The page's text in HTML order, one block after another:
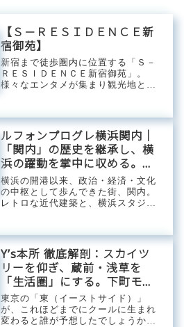
【Ｓ－ＲＥＳＩＤＥＮＣＥ新
宿御苑】
新宿まで徒歩圏内に位置する「Ｓ－
ＲＥＳＩＤＥＮＣＥ新宿御苑」。
様々なエンタメが集まり観光地とし
る都会のオアシス「新宿御苑」など
アクティブな生活環境に囲まれたロ
ケーション。複数路...
ルフォンプログレ横浜関内｜
「関内」の歴史を継承し、横
浜の躍動を掌中に収める。
2026年誕生、職住遊が融合す
るアーバン・フラッグシッ
プ。
横浜の開港以来、政治・経済・文化
の中枢として歩んできた街、関内。
レトロな近代建築と、横浜スタジア
2026年2月、サンケイビルが贈る高
級賃貸シリーズ「ルフォンプログレ
横浜関内」が姿...
Y’s本所 徹底解剖：スカイツ
リーを仰ぎ、蔵前・浅草を
「生活圏」にする。下町モダ
ンを体現する、クリエイティ
ブな居住体験
東京の「東（イーストサイド）」
が、これほどまでにクールに生まれ
変わると誰が予想したでしょうか。